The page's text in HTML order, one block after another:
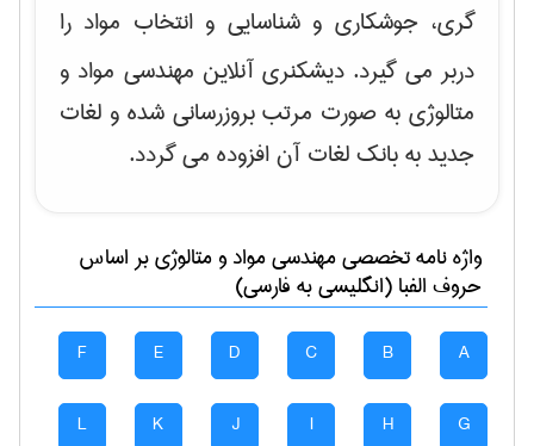
گری، جوشکاری و شناسایی و انتخاب مواد را
دربر می گیرد. دیشکنری آنلاین مهندسی مواد و
متالوژی به صورت مرتب بروزرسانی شده و لغات
جدید به بانک لغات آن افزوده می گردد.
واژه نامه تخصصیمهندسی مواد و متالوژیبر اساس
حروف الفبا (انگلیسی به فارسی)
A
B
C
D
E
F
G
H
I
J
K
L